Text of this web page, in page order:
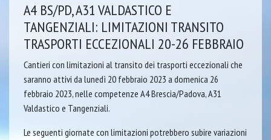
A4 BS/PD, A31 VALDASTICO E
TANGENZIALI: LIMITAZIONI TRANSITO
TRASPORTI ECCEZIONALI 20-26 FEBBRAIO
Cantieri con limitazioni al transito dei trasporti eccezionali che
saranno attivi da lunedì 20 febbraio 2023 a domenica 26
febbraio 2023, nelle competenze A4 Brescia/Padova, A31
Valdastico e Tangenziali.
Le seguenti giornate con limitazioni potrebbero subire variazioni